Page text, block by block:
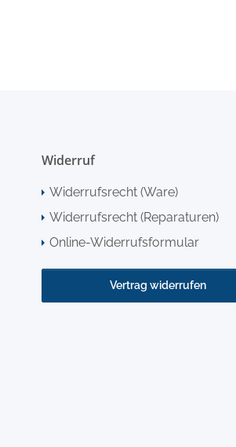
Widerruf
Widerrufsrecht (Ware)
Widerrufsrecht (Reparaturen)
Online-Widerrufsformular
Vertrag widerrufen